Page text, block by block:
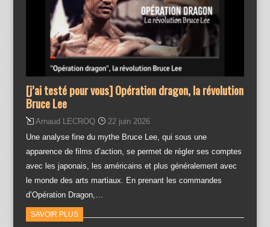
[j’ai testé pour vous] Opération dragon, la révolution
Bruce Lee
Arnaud LECROQ
22 juin 2026
Une analyse fine du mythe Bruce Lee, qui sous une
apparence de films d’action, se permet de régler ses comptes
avec les japonais, les américains et plus généralement avec
le monde des arts martiaux. En prenant les commandes
d’Opération Dragon,…
SAVOIR PLUS